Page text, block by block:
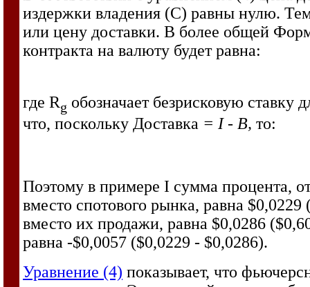
издержки владения (С) равны нулю.
или цену доставки. В более общей
контракта на валюту будет равна:
где Rg обозначает безрисковую
что, поскольку Доставка = I - В, то:
Поэтому в примере I сумма процента,
вместо спотового рынка, равна
вместо их продажи, равна $0,0286
равна -$0,0057 ($0,0229 - $0,0286).
Уравнение (4) показывает, что